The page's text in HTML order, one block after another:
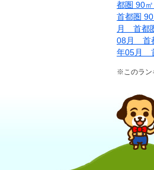
都圏 90
首都圏
月 首都
08月 首
年05月
※このラン